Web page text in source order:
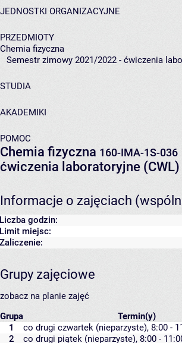
JEDNOSTKI ORGANIZACYJNE
PRZEDMIOTY
Chemia fizyczna
Semestr zimowy 2021/2022 - ćwiczenia
STUDIA
AKADEMIKI
POMOC
Chemia fizyczna 160-IMA-1S-036
ćwiczenia laboratoryjne (CWL)
Informacje o zajęciach
Liczba godzin:
Limit miejsc:
Zaliczenie:
Grupy zajęciowe
zobacz na planie zajęć
Grupa
Termin(y)
1
co drugi czwartek (nieparzyste), 8:00 -
2
co drugi piątek (nieparzyste), 8:00 -